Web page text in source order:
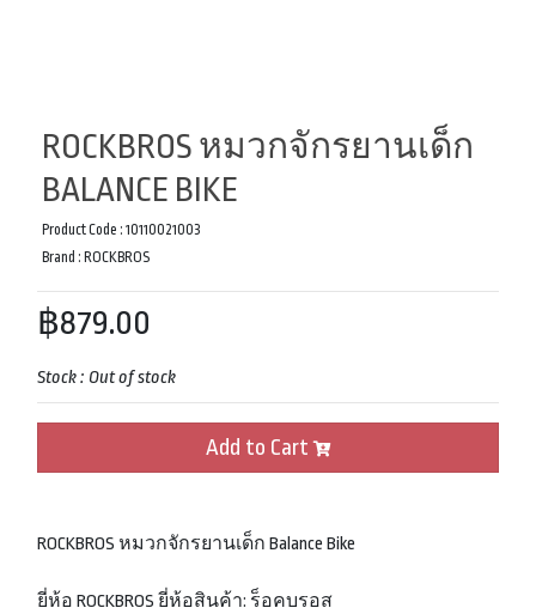
ROCKBROS หมวกจักรยานเด็ก
BALANCE BIKE
Product Code : 10110021003
Brand : ROCKBROS
฿879.00
Stock : Out of stock
Add to Cart
ROCKBROS หมวกจักรยานเด็ก Balance Bike
ยี่ห้อ ROCKBROS ยี่ห้อสินค้า: ร็อคบรอส